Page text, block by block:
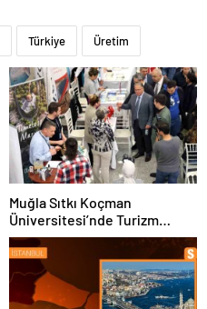
Türkiye Üretim
Muğla Sıtkı Koçman
Üniversitesi’nde Turizm
Sektörü ve Öğrenciler
Buluştu